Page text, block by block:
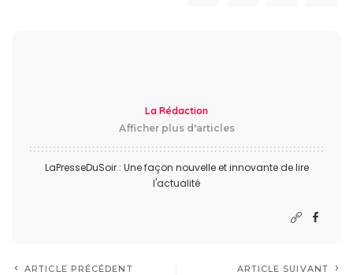
La Rédaction
Afficher plus d'articles
LaPresseDuSoir : Une façon nouvelle et innovante de lire
l'actualité
ARTICLE PRÉCÉDENT ARTICLE SUIVANT